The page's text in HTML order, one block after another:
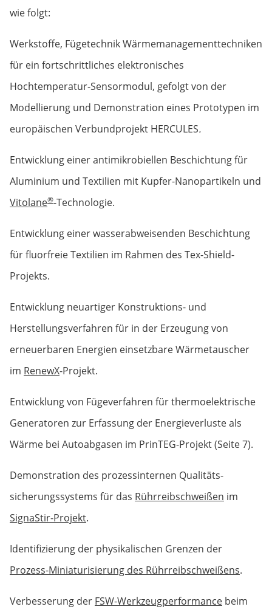
wie folgt:
Werkstoffe, Fügetechnik Wärme­management­techniken
für ein fortschrittliches elektronisches
Hochtemperatur-Sensormodul, gefolgt von der
Modellierung und Demonstration eines Prototypen im
europäischen Verbundprojekt HERCULES.
Entwicklung einer antimikrobiellen Beschichtung für
Aluminium und Textilien mit Kupfer-Nanopartikeln und
Vitolane®-Technologie.
Entwicklung einer wasserabweisenden Beschichtung
für fluorfreie Textilien im Rahmen des Tex-Shield-
Projekts.
Entwicklung neuartiger Konstruktions- und
Herstellungsverfahren für in der Erzeugung von
erneuerbaren Energien einsetzbare Wärmetauscher
im RenewX-Projekt.
Entwicklung von Fügeverfahren für thermoelektrische
Generatoren zur Erfassung der Energieverluste als
Wärme bei Autoabgasen im PrinTEG-Projekt (Seite 7).
Demonstration des prozessinternen Qualitäts­
sicherungs­systems für das Rührreibschweißen im
SignaStir-Projekt.
Identifizierung der physikalischen Grenzen der
Prozess-Miniaturisierung des Rührreibschweißens.
Verbesserung der FSW-Werkzeugperformance beim